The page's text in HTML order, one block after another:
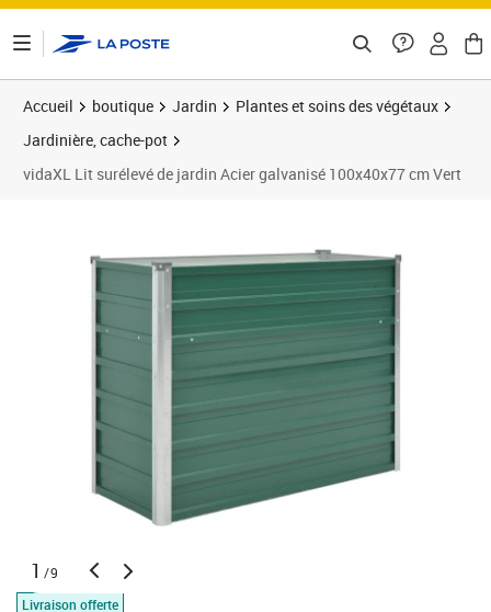
Accueil boutique Jardin
Plantes et soins des végétaux
Jardinière, cache-pot
vidaXL Lit surélevé de jardin Acier galvanisé 100x40x77 cm Vert
1 /9
Livraison offerte